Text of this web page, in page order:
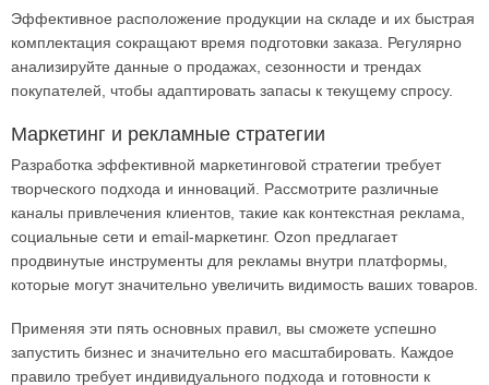
Эффективное расположение продукции на складе и их быстрая
комплектация сокращают время подготовки заказа. Регулярно
анализируйте данные о продажах, сезонности и трендах
покупателей, чтобы адаптировать запасы к текущему спросу.
Маркетинг и рекламные стратегии
Разработка эффективной маркетинговой стратегии требует
творческого подхода и инноваций. Рассмотрите различные
каналы привлечения клиентов, такие как контекстная реклама,
социальные сети и email-маркетинг. Ozon предлагает
продвинутые инструменты для рекламы внутри платформы,
которые могут значительно увеличить видимость ваших товаров.
Применяя эти пять основных правил, вы сможете успешно
запустить бизнес и значительно его масштабировать. Каждое
правило требует индивидуального подхода и готовности к